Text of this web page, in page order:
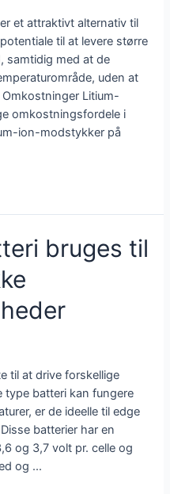
et attraktivt alternativ til
til at levere større
samtidig med at de
uden at
Litium-
omkostningsfordele i
ion-modstykker på
bruges til
til at drive forskellige
type batteri kan fungere
er de ideelle til edge
batterier har en
og 3,7 volt pr. celle og
og ...